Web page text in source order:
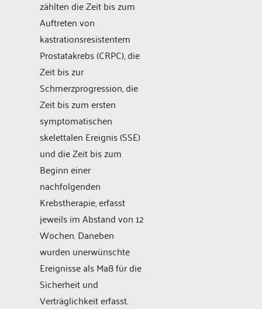
zählten die Zeit bis zum
Auftreten von
kastrationsresistentem
Prostatakrebs (CRPC), die
Zeit bis zur
Schmerzprogression, die
Zeit bis zum ersten
symptomatischen
skelettalen Ereignis (SSE)
und die Zeit bis zum
Beginn einer
nachfolgenden
Krebstherapie, erfasst
jeweils im Abstand von 12
Wochen. Daneben
wurden unerwünschte
Ereignisse als Maß für die
Sicherheit und
Verträglichkeit erfasst.